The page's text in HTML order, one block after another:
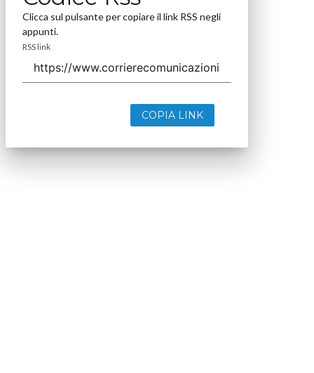
Clicca sul pulsante per copiare il link RSS negli
appunti.
RSS link
COPIA LINK